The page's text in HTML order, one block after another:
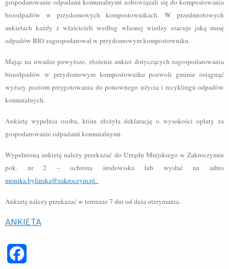
gospodarowanie odpadami komunalnymi zobowiązali się do kompostowania
bioodpadów w przydomowych kompostownikach. W przedmiotowych
ankietach każdy z właścicieli według własnej wiedzy szacuje jaką masę
odpadów BIO zagospodarował w przydomowym kompostowniku.
Mając na uwadze powyższe, złożenie ankiet dotyczących zagospodarowania
bioodpadów w przydomowym kompostowniku pozwoli gminie osiągnąć
wyższy poziom przygotowania do ponownego użycia i recyklingu odpadów
komunalnych.
Ankietę wypełnia osoba, która złożyła deklarację o wysokości opłaty za
gospodarowanie odpadami komunalnymi.
Wypełnioną ankietę należy przekazać do Urzędu Miejskiego w Zakroczymiu
pok. nr 2 – ochrona środowiska lub wysłać na adres
monika.bylinska@zakroczym.pl.
Ankietę należy przekazać w terminie 7 dni od dnia otrzymania.
ANKIETA